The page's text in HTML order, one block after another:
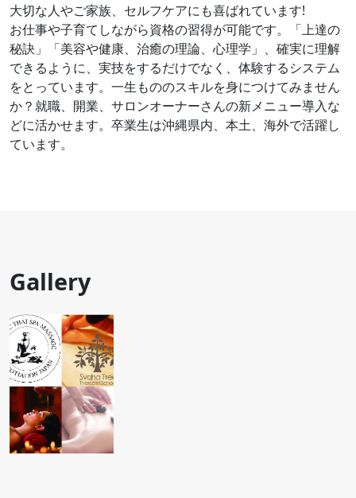
大切な人やご家族、セルフケアにも喜ばれています!
お仕事や子育てしながら資格の習得が可能です。「上達の
秘訣」「美容や健康、治癒の理論、心理学」、確実に理解
できるように、実技をするだけでなく、体験するシステム
をとっています。一生もののスキルを身につけてみません
か？就職、開業、サロンオーナーさんの新メニュー導入な
どに活かせます。卒業生は沖縄県内、本土、海外で活躍し
ています。
Gallery